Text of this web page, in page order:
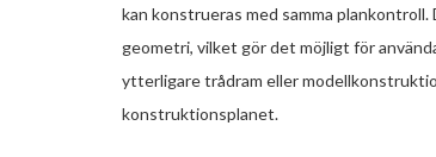
kan konstrueras med samma
geometri, vilket gör det möjligt för
ytterligare trådram eller
konstruktionsplanet.